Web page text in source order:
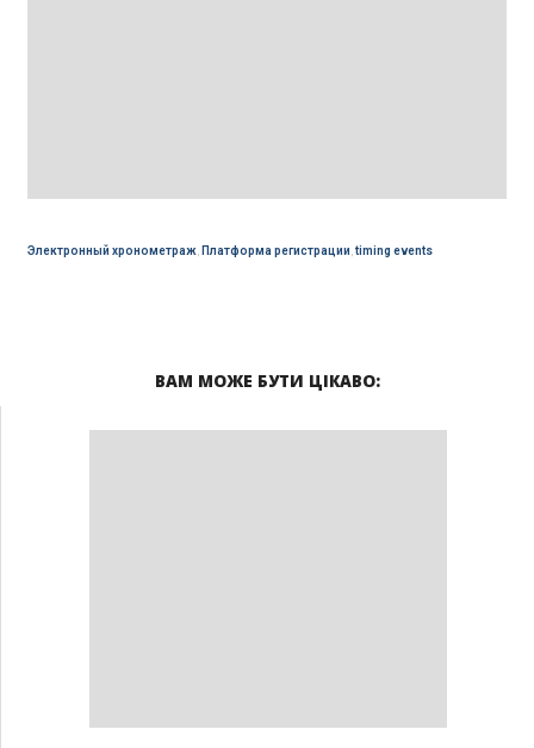
Электронный хронометраж, Платформа регистрации timing events
ВАМ МОЖЕ БУТИ ЦІКАВО: